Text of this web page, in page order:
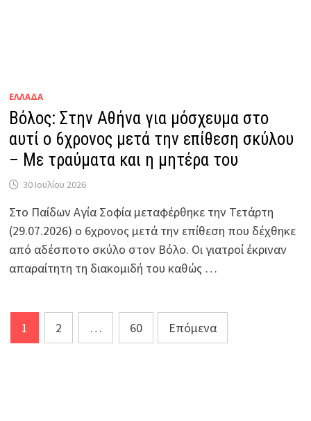
ΕΛΛΑΔΑ
Βόλος: Στην Αθήνα για μόσχευμα στο
αυτί ο 6χρονος μετά την επίθεση σκύλου
– Με τραύματα και η μητέρα του
30 Ιουλίου 2026
Στο Παίδων Αγία Σοφία μεταφέρθηκε την Τετάρτη
(29.07.2026) ο 6χρονος μετά την επίθεση που δέχθηκε
από αδέσποτο σκύλο στον Βόλο. Οι γιατροί έκριναν
απαραίτητη τη διακομιδή του καθώς …
Σελιδοποίηση
άρθρων
1 2 … 60 Επόμενα